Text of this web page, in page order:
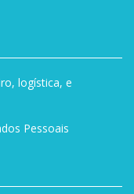
logística, e
Pessoais